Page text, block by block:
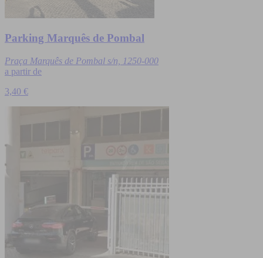
Parking Marquês de Pombal
Praça Marquês de Pombal s/n, 1250-000
a partir de
3,40 €